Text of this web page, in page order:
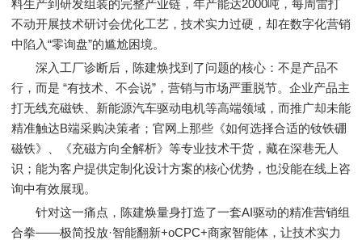
料生产到研发组装的完整产业链，年产能达2000吨，每周雷打
不动开展技术研讨会优化工艺，技术实力过硬，却在数字化营销
中陷入“零询盘”的尴尬困境。
深入工厂诊断后，陈建焕找到了问题的核心：不是产品不
行，而是 “有技术、不会说”，营销与市场严重脱节。企业产品主
打无线充磁铁、新能源汽车驱动电机等高端领域，而推广却未能
精准触达B端采购决策者；官网上那些《如何选择合适的钕铁硼
磁铁》、《充磁方向全解析》等专业技术干货，藏在深巷无人
识；能为客户提供定制化设计方案的核心优势，也没能在线上咨
询中有效展现。
针对这一痛点，陈建焕量身打造了一套AI驱动的精准营销组
合拳——极简投放·智能翻新+oCPC+商家智能体，让技术实力